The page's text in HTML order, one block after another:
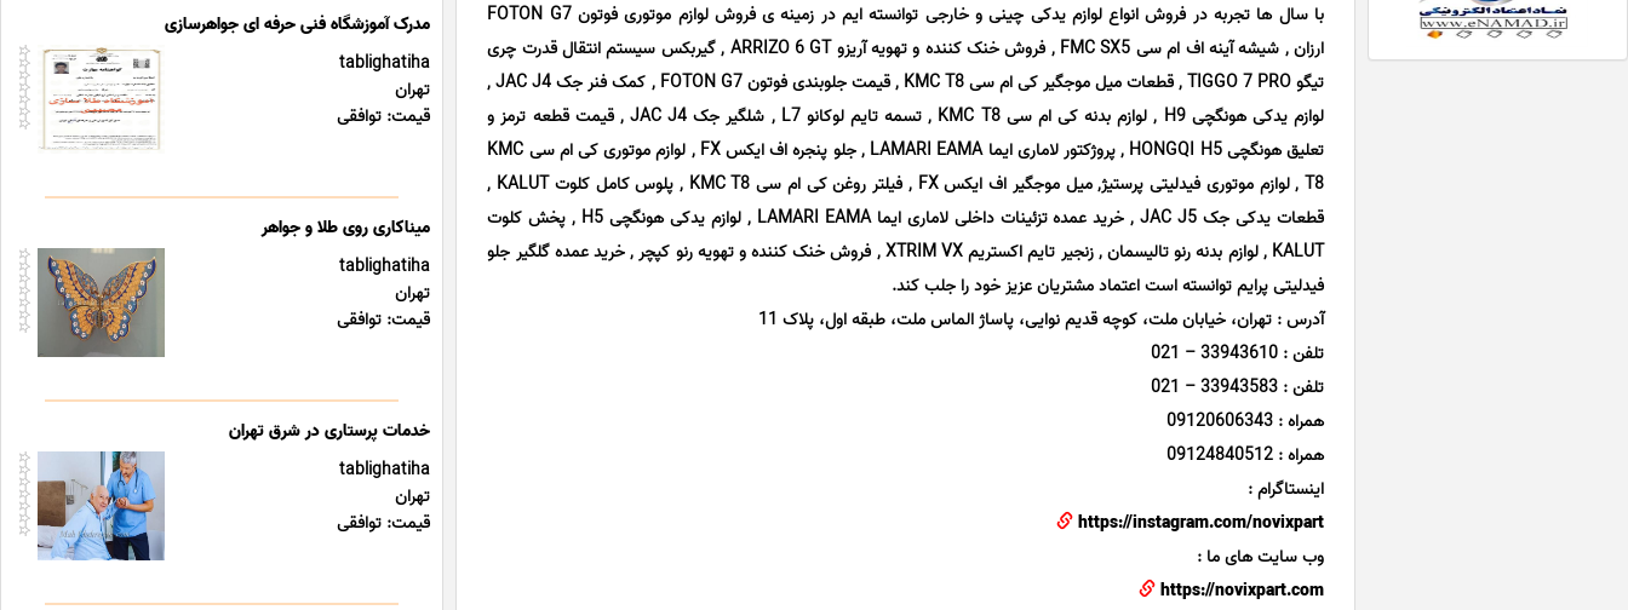
با سال ها تجربه در فروش انواع لوازم یدکی چینی و خارجی توانسته ایم در زمینه ی فروش لوازم موتوری فوتون FOTON G7
ارزان , شیشه آینه اف ام سی FMC SX5 , فروش خنک کننده و تهویه آریزو ARRIZO 6 GT , گیربکس سیستم انتقال قدرت چری
تیگو TIGGO 7 PRO , قطعات میل موجگیر کی ام سی KMC T8 , قیمت جلوبندی فوتون FOTON G7 , کمک فنر جک JAC J4 ,
لوازم یدکی هونگچی H9 , لوازم بدنه کی ام سی KMC T8 , تسمه تایم لوکانو L7 , شلگیر جک JAC J4 , قیمت قطعه ترمز و
تعلیق هونگچی HONGQI H5 , پروژکتور لاماری ایما LAMARI EAMA , جلو پنجره اف ایکس FX , لوازم موتوری کی ام سی KMC
T8 , لوازم موتوری فیدلیتی پرستیژ, میل موجگیر اف ایکس FX , فیلتر روغن کی ام سی KMC T8 , پلوس کامل کلوت KALUT ,
قطعات یدکی جک JAC J5 , خرید عمده تزئینات داخلی لاماری ایما LAMARI EAMA , لوازم یدکی هونگچی H5 , پخش کلوت
KALUT , لوازم بدنه رنو تالیسمان , زنجیر تایم اکستریم XTRIM VX , فروش خنک کننده و تهویه رنو کپچر , خرید عمده گلگیر جلو
فیدلیتی پرایم توانسته است اعتماد مشتریان عزیز خود را جلب کند.
آدرس : تهران، خیابان ملت، کوچه قدیم نوایی، پاساژ الماس ملت، طبقه اول، پلاک 11
تلفن : 33943610 – 021
تلفن : 33943583 – 021
همراه : 09120606343
همراه : 09124840512
اینستاگرام :
https://instagram.com/novixpart
وب سایت های ما :
https://novixpart.com
مدرک آموزشگاه فنی حرفه ای جواهرسازی
tablighatiha
تهران
قیمت: توافقی
میناکاری روی طلا و جواهر
tablighatiha
تهران
قیمت: توافقی
خدمات پرستاری در شرق تهران
tablighatiha
تهران
قیمت: توافقی